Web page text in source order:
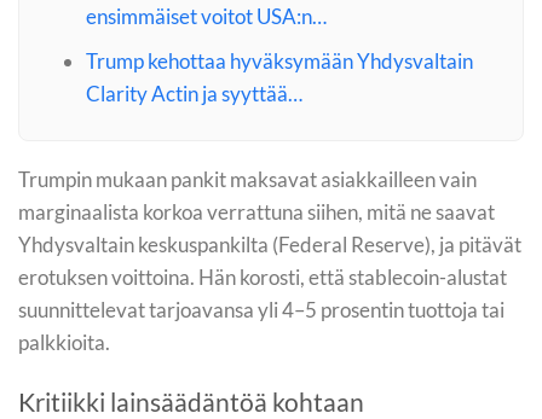
ensimmäiset voitot USA:n…
Trump kehottaa hyväksymään Yhdysvaltain
Clarity Actin ja syyttää…
Trumpin mukaan pankit maksavat asiakkailleen vain
marginaalista korkoa verrattuna siihen, mitä ne saavat
Yhdysvaltain keskuspankilta (Federal Reserve), ja pitävät
erotuksen voittoina. Hän korosti, että stablecoin-alustat
suunnittelevat tarjoavansa yli 4–5 prosentin tuottoja tai
palkkioita.
Kritiikki lainsäädäntöä kohtaan